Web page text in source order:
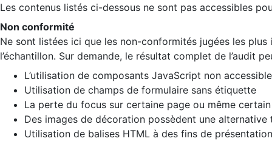
Les contenus listés ci-dessous ne sont pas accessibles
Non conformité
Ne sont listées ici que les non-conformités jugées les
l’échantillon. Sur demande, le résultat complet de l’audit
L’utilisation de composants JavaScript non
Utilisation de champs de formulaire sans étiquette
La perte du focus sur certaine page ou même
Des images de décoration possèdent une alternative
Utilisation de balises HTML à des fins de